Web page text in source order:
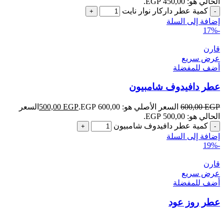
كمية عطر داركار نوار نايت
إضافة إلى السلة
-17%
قارن
عرض سريع
أضف للمفضلة
عطر دافيدوف شامبيون
600,00EGP السعر الأصلي هو: 600,00 EGP. 500,00 EGP
السعر
الحالي هو: 500,00 EGP.
كمية عطر دافيدوف شامبيون
إضافة إلى السلة
-19%
قارن
عرض سريع
أضف للمفضلة
عطر روز عود